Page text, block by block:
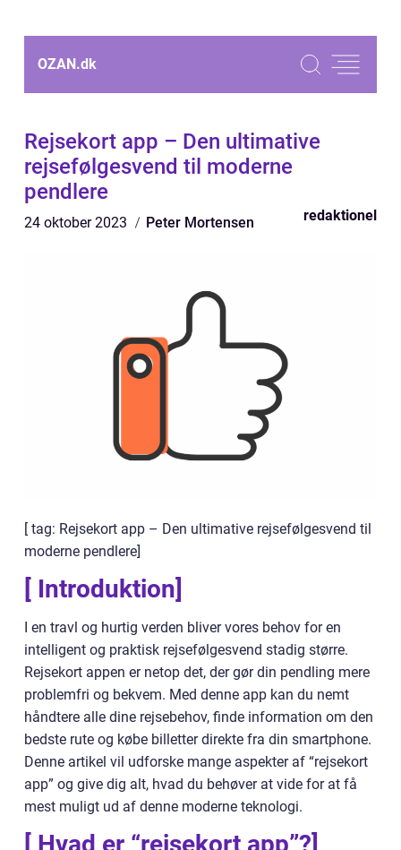
OZAN.dk
Rejsekort app – Den ultimative
rejsefølgesvend til moderne
pendlere
24 oktober 2023 Peter Mortensen redaktionel
[ tag: Rejsekort app – Den ultimative rejsefølgesvend til
moderne pendlere]
[ Introduktion]
I en travl og hurtig verden bliver vores behov for en
intelligent og praktisk rejsefølgesvend stadig større.
Rejsekort appen er netop det, der gør din pendling mere
problemfri og bekvem. Med denne app kan du nemt
håndtere alle dine rejsebehov, finde information om den
bedste rute og købe billetter direkte fra din smartphone.
Denne artikel vil udforske mange aspekter af “rejsekort
app” og give dig alt, hvad du behøver at vide for at få
mest muligt ud af denne moderne teknologi.